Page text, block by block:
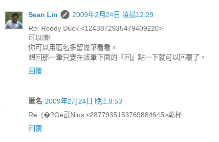
Sean Lin
2009年2月24日 凌晨12:29
Re: Reddy Duck <1243872935479409220>
可以唷!
你可以用匿名多留幾筆看看。
想回那一筆只要在該筆下面的『回』點一下就可以回覆了。
回覆
匿名 2009年2月24日 晚上8:53
Re: (�?Ge武Nius <2877935153769884645>乾杯
回覆